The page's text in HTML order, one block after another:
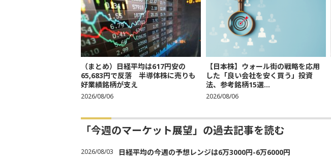
（まとめ）日経平均は617円安の
65,683円で反落 半導体株に売りも
好業績銘柄が支え
2026/08/06
【日本株】ウォール街の戦略を応用
した「良い会社を安く買う」投資
法、参考銘柄15選...
2026/08/06
「今週のマーケット展望」の過去記事を読む
2026/08/03 日経平均の今週の予想レンジは6万3000円-6万6000円